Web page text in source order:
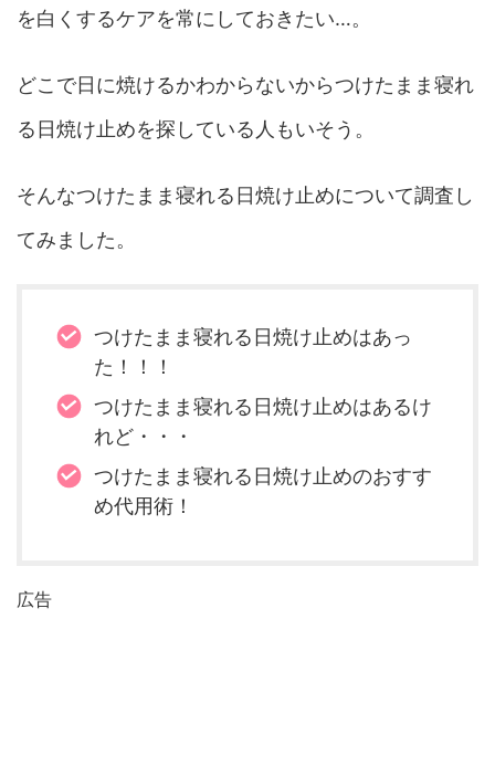
を白くするケアを常にしておきたい…。
どこで日に焼けるかわからないからつけたまま寝れ
る日焼け止めを探している人もいそう。
そんなつけたまま寝れる日焼け止めについて調査し
てみました。
つけたまま寝れる日焼け止めはあっ
た！！！
つけたまま寝れる日焼け止めはあるけ
れど・・・
つけたまま寝れる日焼け止めのおすす
め代用術！
広告